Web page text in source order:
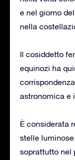
e nel giorno
nella
Il cosiddetto
equinozi ha
astronomica e
È considerata
stelle
soprattutto nel